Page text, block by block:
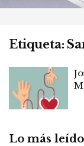
Etiqueta:
Lo más